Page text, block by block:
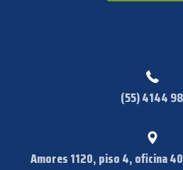
(55) 4144
Amores 1120, piso 4, oficina